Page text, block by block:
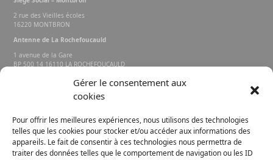
Gérer le consentement aux
cookies
Pour offrir les meilleures expériences, nous utilisons des technologies
telles que les cookies pour stocker et/ou accéder aux informations des
appareils. Le fait de consentir à ces technologies nous permettra de
traiter des données telles que le comportement de navigation ou les ID
2 rue des Vieilles écoles
16220 MONTBRON
Antenne de La Rochefoucauld
1 avenue de la Gare
BP 500 14 16110 LA ROCHEFOUCAULD